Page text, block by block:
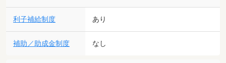
利子補給制度 あり
補助／助成金制度 なし